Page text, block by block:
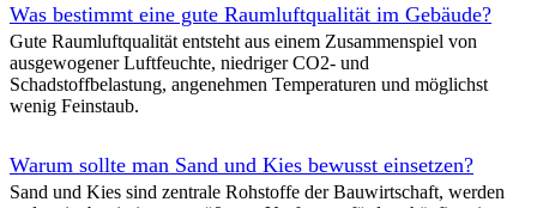
Zweifamilienhaus in Strohballenbauweise mit Holztragwerk und
regionaler Baustoffe, geringem Primärenergieeinsatz und robustem
dauerhaftes, ökologisches Wohnen ermöglicht.
Denkmalgerechte Sanierung eines Gründerzeit-Treppenhauses mit
Aufzugsanlage: Mahagoni-Vertäfelungen und Stuckdecke werden
Was bestimmt eine gute Raumluftqualität im Gebäude?
Gute Raumluftqualität entsteht aus einem Zusammenspiel von
ausgewogener Luftfeuchte, niedriger CO2- und
Schadstoffbelastung, angenehmen Temperaturen und möglichst
wenig Feinstaub.
Warum sollte man Sand und Kies bewusst einsetzen?
Sand und Kies sind zentrale Rohstoffe der Bauwirtschaft, werden